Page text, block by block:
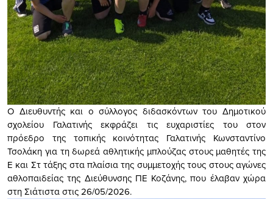
Ο Διευθυντής και ο σύλλογος διδασκόντων του Δημοτικού
σχολείου Γαλατινής εκφράζει τις ευχαριστίες του στον
πρόεδρο της τοπικής κοινότητας Γαλατινής Κωνσταντίνο
Τσολάκη για τη δωρεά αθλητικής μπλούζας στους μαθητές της
Ε και Στ τάξης στα πλαίσια της συμμετοχής τους στους αγώνες
αθλοπαιδείας της Διεύθυνσης ΠΕ Κοζάνης, που έλαβαν χώρα
στη Σιάτιστα στις 26/05/2026.